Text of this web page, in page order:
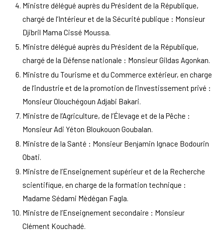
Ministre délégué auprès du Président de la République,
chargé de l’Intérieur et de la Sécurité publique : Monsieur
Djibril Mama Cissé Moussa.
Ministre délégué auprès du Président de la République,
chargé de la Défense nationale : Monsieur Gildas Agonkan.
Ministre du Tourisme et du Commerce extérieur, en charge
de l’industrie et de la promotion de l’investissement privé :
Monsieur Olouchégoun Adjabi Bakari.
Ministre de l’Agriculture, de l’Élevage et de la Pêche :
Monsieur Adi Yéton Bloukouon Goubalan.
Ministre de la Santé : Monsieur Benjamin Ignace Bodourin
Obati.
Ministre de l’Enseignement supérieur et de la Recherche
scientifique, en charge de la formation technique :
Madame Sédami Mèdégan Fagla.
Ministre de l’Enseignement secondaire : Monsieur
Clément Kouchadé.